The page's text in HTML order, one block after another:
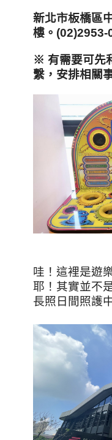
新北市板橋區
樓。(02)2953-
※ 有需要可先
繫，安排相關
哇！這裡是遊
耶！其實並不
長照日間照護